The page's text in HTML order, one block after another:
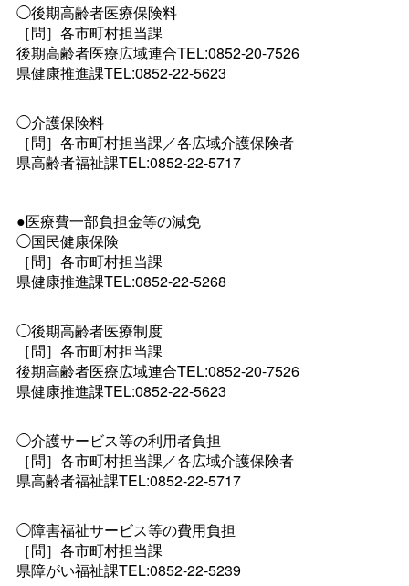
◯後期高齢者医療保険料
［問］各市町村担当課
後期高齢者医療広域連合TEL:0852-20-7526
県健康推進課TEL:0852-22-5623
◯介護保険料
［問］各市町村担当課／各広域介護保険者
県高齢者福祉課TEL:0852-22-5717
●医療費一部負担金等の減免
◯国民健康保険
［問］各市町村担当課
県健康推進課TEL:0852-22-5268
◯後期高齢者医療制度
［問］各市町村担当課
後期高齢者医療広域連合TEL:0852-20-7526
県健康推進課TEL:0852-22-5623
◯介護サービス等の利用者負担
［問］各市町村担当課／各広域介護保険者
県高齢者福祉課TEL:0852-22-5717
◯障害福祉サービス等の費用負担
［問］各市町村担当課
県障がい福祉課TEL:0852-22-5239